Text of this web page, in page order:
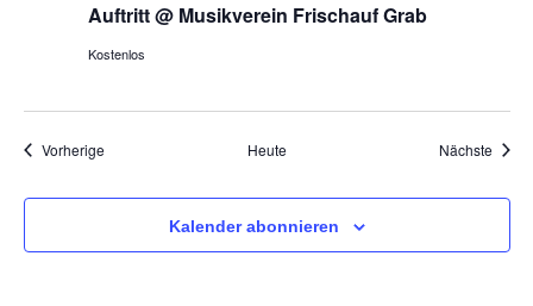
Auftritt @ Musikverein Frischauf Grab
Kostenlos
VorherigeVeranstaltungen Heute Nächste
Kalender abonnieren